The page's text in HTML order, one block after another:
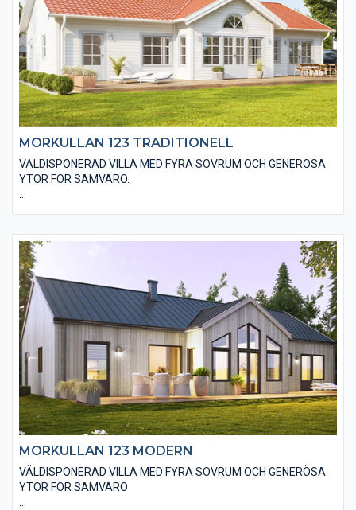
MORKULLAN 123 TRADITIONELL
VÄLDISPONERAD VILLA MED FYRA SOVRUM OCH GENERÖSA
YTOR FÖR SAMVARO.
fönster. Huset är även utfört med traditionella foder runt
fönster och dörrar samt knutbrädor vid hushörnen. Du kan
anpassa material och utföranden efter din husdröm till
exempel genom träpaneltyper, takbeläggningar och
fönstertyper mm.
MORKULLAN 123 MODERN
VÄLDISPONERAD VILLA MED FYRA SOVRUM OCH GENERÖSA
YTOR FÖR SAMVARO